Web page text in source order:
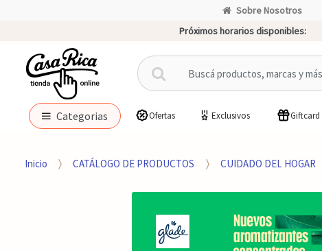
Sobre Nosotros
Próximos horarios disponibles:
B
u
c
p
r
Categorias Ofertas Exclusivos Giftcard
Inicio CATÁLOGO DE PRODUCTOS CUIDADO DEL HOGAR